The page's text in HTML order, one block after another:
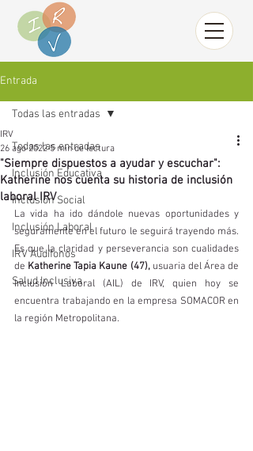
Entrada
Todas las entradas
Inclusión Educativa
Inclusión Social
Inclusión Laboral
IRV Audífonos
Salud Inclusiva
Todas las entradas
"Siempre dispuestos a ayudar y escuchar":
Katherine nos cuenta su historia de inclusión
laboral IRV
IRV
26 ago 2022 5 min de lectura
La vida ha ido dándole nuevas oportunidades y
seguramente en el futuro le seguirá trayendo más.
Es que la claridad y perseverancia son cualidades
de Katherine Tapia Kaune (47), usuaria del Área de
Inclusión Laboral (AIL) de IRV, quien hoy se
encuentra trabajando en la empresa SOMACOR en
la región Metropolitana.